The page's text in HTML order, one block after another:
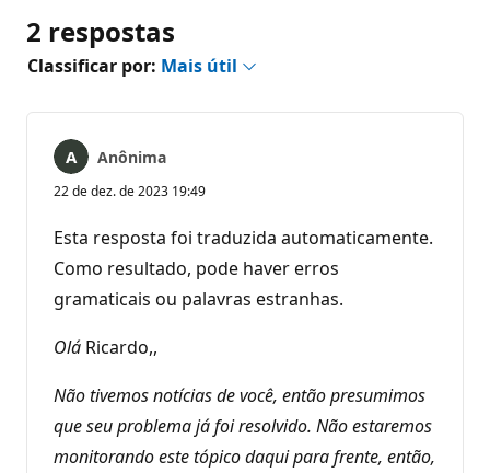
2 respostas
Classificar por: Mais útil
Anônima
22 de dez. de 2023 19:49
Esta resposta foi traduzida automaticamente.
Como resultado, pode haver erros
gramaticais ou palavras estranhas.
Olá Ricardo,,
Não tivemos notícias de você, então presumimos
que seu problema já foi resolvido. Não estaremos
monitorando este tópico daqui para frente, então,